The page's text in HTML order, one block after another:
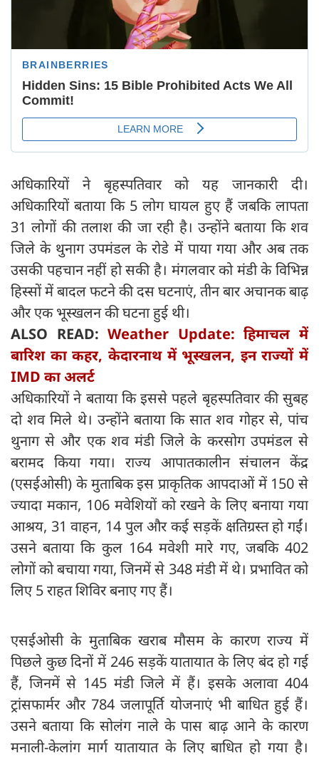
अधिकारियों ने बृहस्पतिवार को यह जानकारी दी।
अधिकारियों बताया कि 5 लोग घायल हुए हैं जबकि लापता
31 लोगों की तलाश की जा रही है। उन्होंने बताया कि शव
जिले के थुनाग उपमंडल के रोडे में पाया गया और अब तक
उसकी पहचान नहीं हो सकी है। मंगलवार को मंडी के विभिन्न
हिस्सों में बादल फटने की दस घटनाएं, तीन बार अचानक बाढ़
और एक भूस्खलन की घटना हुई थी।
ALSO READ:Weather Update: हिमाचल में
बारिश का कहर, केदारनाथ में भूस्खलन, इन राज्यों में
IMD का अलर्ट
अधिकारियों ने बताया कि इससे पहले बृहस्पतिवार की सुबह
दो शव मिले थे। उन्होंने बताया कि सात शव गोहर से, पांच
थुनाग से और एक शव मंडी जिले के करसोग उपमंडल से
बरामद किया गया। राज्य आपातकालीन संचालन केंद्र
(एसईओसी) के मुताबिक इस प्राकृतिक आपदाओं में 150 से
ज्यादा मकान, 106 मवेशियों को रखने के लिए बनाया गया
आश्रय, 31 वाहन, 14 पुल और कई सड़कें क्षतिग्रस्त हो गईं।
उसने बताया कि कुल 164 मवेशी मारे गए, जबकि 402
लोगों को बचाया गया, जिनमें से 348 मंडी में थे। प्रभावित को
लिए 5 राहत शिविर बनाए गए हैं।
एसईओसी के मुताबिक खराब मौसम के कारण राज्य में
पिछले कुछ दिनों में 246 सड़कें यातायात के लिए बंद हो गई
हैं, जिनमें से 145 मंडी जिले में हैं। इसके अलावा 404
ट्रांसफार्मर और 784 जलापूर्ति योजनाएं भी बाधित हुई हैं।
उसने बताया कि सोलंग नाले के पास बाढ़ आने के कारण
मनाली-केलांग मार्ग यातायात के लिए बाधित हो गया है।